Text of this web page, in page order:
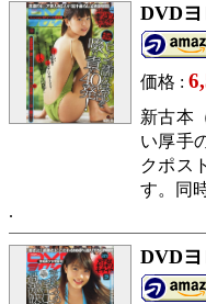
DVDヨ
価格 :
新古本
い厚手
クポス
す。同
DVDヨ